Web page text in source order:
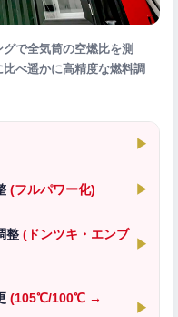
で全気筒の空燃比を測
べ遥かに高精度な燃料調
▶
(フルパワー化) ▶
整 (ドンツキ・エンブ
▶
(105℃/100℃ →
▶